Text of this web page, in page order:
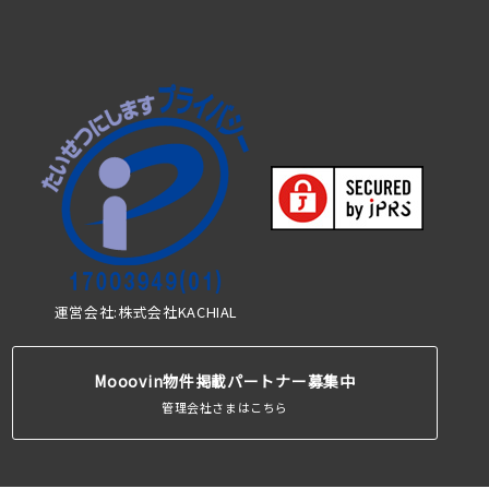
運営会社:株式会社KACHIAL
Mooovin物件掲載パートナー募集中
管理会社さまはこちら